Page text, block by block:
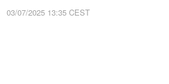
03/07/2025 13:35 CEST